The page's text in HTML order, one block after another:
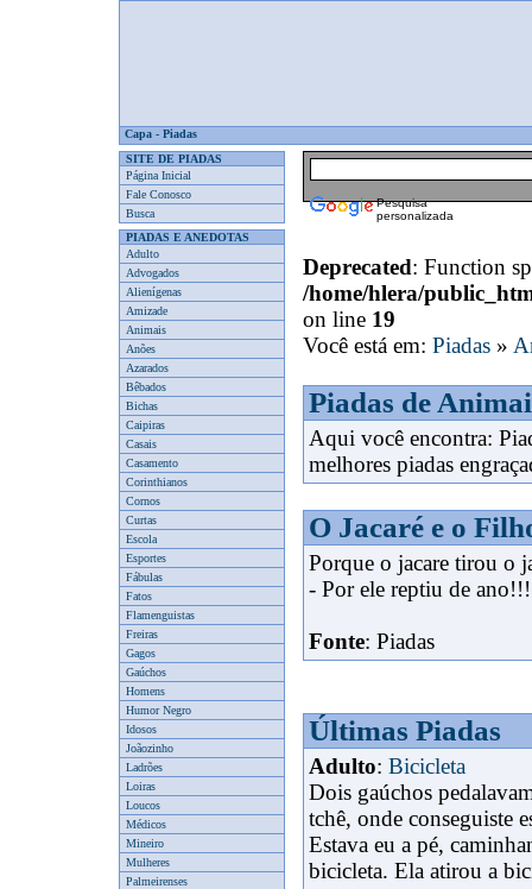
Capa - Piadas
SITE DE PIADAS
Página Inicial
Fale Conosco
Busca
PIADAS E ANEDOTAS
Adulto
Advogados
Alienígenas
Amizade
Animais
Anões
Azarados
Bêbados
Bichas
Caipiras
Casais
Casamento
Corinthianos
Cornos
Curtas
Escola
Esportes
Fábulas
Fatos
Flamenguistas
Freiras
Gagos
Gaúchos
Homens
Humor Negro
Idosos
Joãozinho
Ladrões
Loiras
Loucos
Médicos
Mineiro
Mulheres
Palmeirenses
Pesquisa
personalizada
Deprecated: Function
/home/hlera/
on line 19
Você está em: Piadas »
Piadas de
Aqui você encontra:
melhores piadas
O Jacaré e o
Porque o jacare tirou o
- Por ele reptiu de
Fonte: Piadas
Últimas Piadas
Adulto: Bicicleta
Dois gaúchos
tchê, onde conseguiste
Estava eu a pé,
bicicleta. Ela atirou a